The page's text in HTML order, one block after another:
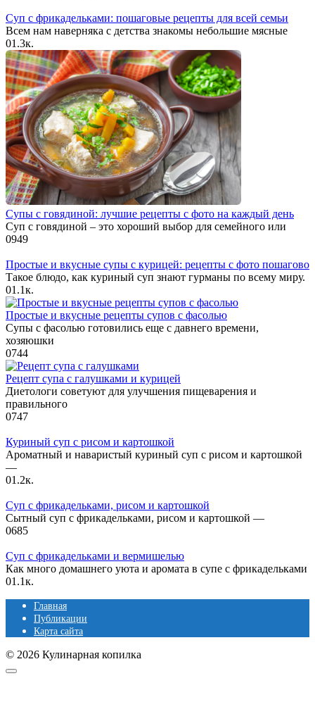
Суп с фрикадельками: пошаговые рецепты для всей семьи
Всем нам наверняка с детства знакомы небольшие мясные
01.3к.
Супы с говядиной: лучшие рецепты с фото на каждый день
Суп с говядиной – это хороший выбор для семейного или
0949
Простые и вкусные супы с курицей: рецепты с фото пошагово
Такое блюдо, как куриный суп знают гурманы по всему миру.
01.1к.
Простые и вкусные рецепты супов с фасолью
Супы с фасолью готовились еще с давнего времени,
хозяюшки
0744
Рецепт супа с галушками и курицей
Диетологи советуют для улучшения пищеварения и
правильного
0747
Куриный суп с рисом и картошкой
Ароматный и наваристый куриный суп с рисом и картошкой
—
01.2к.
Суп с фрикадельками, рисом и картошкой
Сытный суп с фрикадельками, рисом и картошкой —
0685
Суп с фрикадельками и вермишелью
Как много домашнего уюта и аромата в супе с фрикадельками
01.1к.
Главная
Публикации
Карта сайта
© 2026 Кулинарная копилка